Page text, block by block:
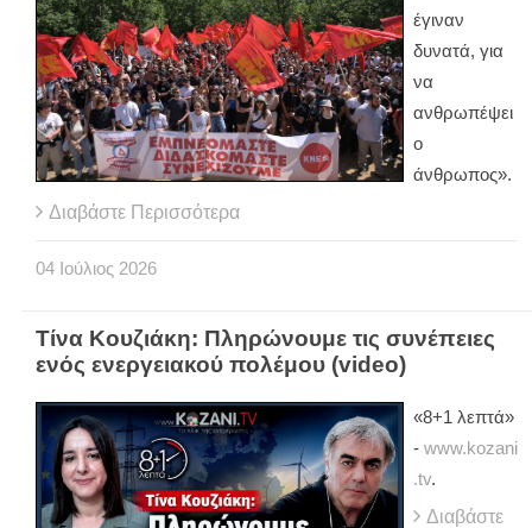
έγιναν
δυνατά, για
να
ανθρωπέψει
ο
άνθρωπος».
Διαβάστε Περισσότερα
04 Ιούλιος 2026
Τίνα Κουζιάκη: Πληρώνουμε τις συνέπειες
ενός ενεργειακού πολέμου (video)
«8+1 λεπτά»
- www.kozani
.tv.
Διαβάστε